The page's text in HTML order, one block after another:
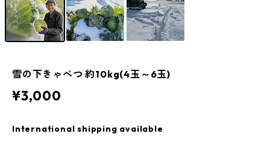
雪の下きゃべつ 約10kg(4玉～6玉)
¥3,000
International shipping available